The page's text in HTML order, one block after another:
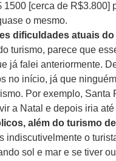
[cerca de
o mesmo.
dificuldades atuais
turismo, parece que
já falei anteriormente.
no início, já que
Por exemplo,
a Natal e depois iria
além do turismo
indiscutivelmente o
sol e mar e se tiver